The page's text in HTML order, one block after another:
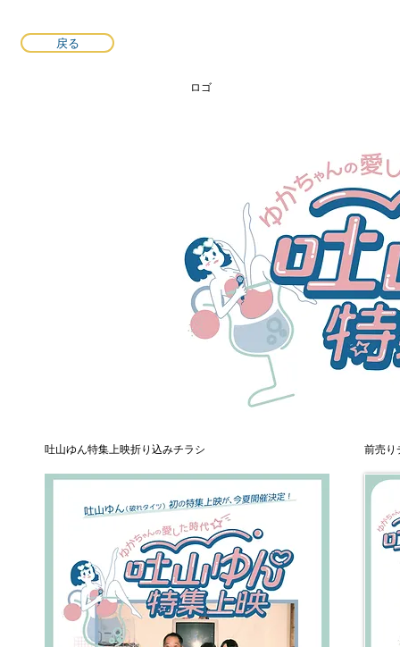
戻る
ロゴ
吐山ゆん特集上映折り込みチラシ 前売り